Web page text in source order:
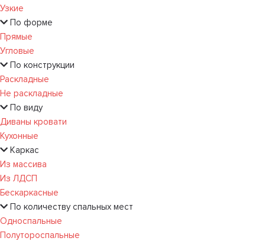
Узкие
По форме
Прямые
Угловые
По конструкции
Раскладные
Не раскладные
По виду
Диваны кровати
Кухонные
Каркас
Из массива
Из ЛДСП
Бескаркасные
По количеству спальных мест
Односпальные
Полутороспальные